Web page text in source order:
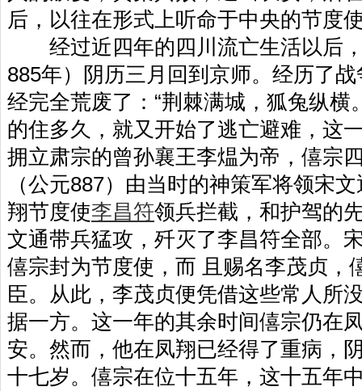
后，以往在形式上听命于中央的节度
经过近四年的四川流亡生活以后
885年）阴历三月回到京师。经历了
经完全荒废了：“荆棘满城，狐兔纵横
的住多久，就又开始了逃亡避难，这
拥立肃宗的曾孙襄王李煴为帝，僖宗
（公元887）由当时的神策军将领宋
翔节度使李昌符领兵拦截，和护驾的
文通带兵猛攻，歼灭了李昌符全部。
僖宗封为节度使，而 且赐名李茂贞，
臣。从此，李茂贞便凭借这些常人所
据一方。这一年的其余时间僖宗仍在
安。然而，他在凤翔已经得了重病，
十七岁。僖宗在位十五年，这十五年